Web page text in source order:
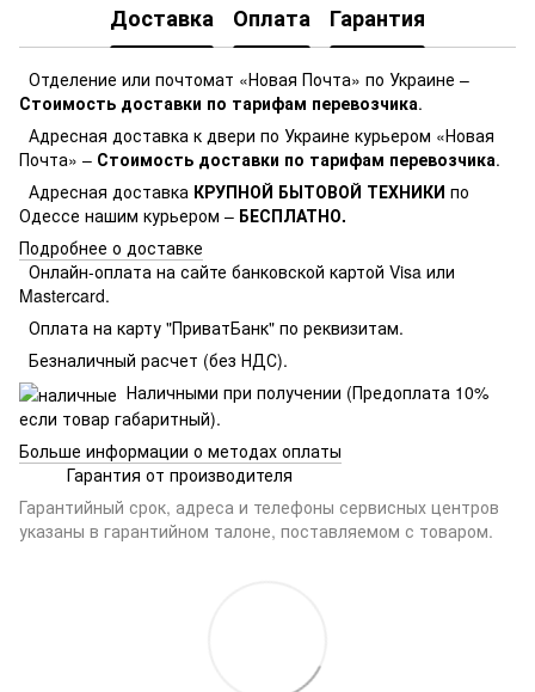
Доставка Оплата Гарантия
Отделение или почтомат «Новая Почта» по Украине –
Стоимость доставки по тарифам перевозчика.
Адресная доставка к двери по Украине курьером «Новая
Почта» – Стоимость доставки по тарифам перевозчика.
Адресная доставка КРУПНОЙ БЫТОВОЙ ТЕХНИКИ по
Одессе нашим курьером – БЕСПЛАТНО.
Подробнее о доставке
Онлайн-оплата на сайте банковской картой Visa или
Mastercard.
Оплата на карту "ПриватБанк" по реквизитам.
Безналичный расчет (без НДС).
Наличными при получении (Предоплата 10%
если товар габаритный).
Больше информации о методах оплаты
Гарантия от производителя
Гарантийный срок, адреса и телефоны сервисных центров
указаны в гарантийном талоне, поставляемом с товаром.